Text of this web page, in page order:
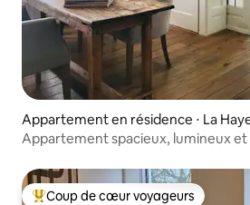
Appartement en résidence ⋅ La
Appartement spacieux, lumineux et
Coup de cœur voyageurs